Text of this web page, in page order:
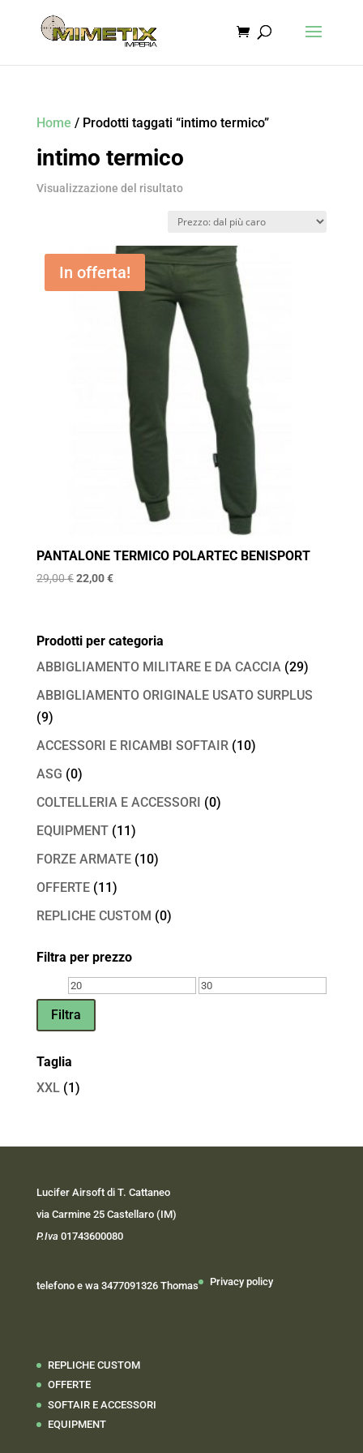
Home / Prodotti taggati “intimo termico”
intimo termico
Visualizzazione del risultato
In offerta!
PANTALONE TERMICO POLARTEC BENISPORT
29,00€ Il
era:
29,00 €.
22,00€Il
22,00 €.
Prodotti per categoria
ABBIGLIAMENTO MILITARE E DA CACCIA (29)
ABBIGLIAMENTO ORIGINALE USATO SURPLUS
(9)
ACCESSORI E RICAMBI SOFTAIR (10)
ASG (0)
COLTELLERIA E ACCESSORI (0)
EQUIPMENT (11)
FORZE ARMATE (10)
OFFERTE (11)
REPLICHE CUSTOM (0)
Filtra per prezzo
Prezzo
Min
Prezzo
Filtra
Taglia
XXL (1)
Lucifer Airsoft di T. Cattaneo
via Carmine 25 Castellaro (IM)
P.Iva 01743600080
telefono e wa 3477091326 Thomas Privacy policy
REPLICHE CUSTOM
OFFERTE
SOFTAIR E ACCESSORI
EQUIPMENT